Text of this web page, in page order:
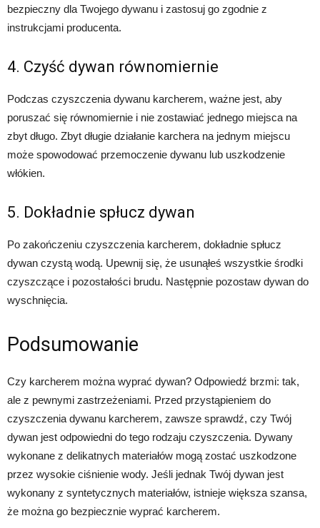
bezpieczny dla Twojego dywanu i zastosuj go zgodnie z
instrukcjami producenta.
4. Czyść dywan równomiernie
Podczas czyszczenia dywanu karcherem, ważne jest, aby
poruszać się równomiernie i nie zostawiać jednego miejsca na
zbyt długo. Zbyt długie działanie karchera na jednym miejscu
może spowodować przemoczenie dywanu lub uszkodzenie
włókien.
5. Dokładnie spłucz dywan
Po zakończeniu czyszczenia karcherem, dokładnie spłucz
dywan czystą wodą. Upewnij się, że usunąłeś wszystkie środki
czyszczące i pozostałości brudu. Następnie pozostaw dywan do
wyschnięcia.
Podsumowanie
Czy karcherem można wyprać dywan? Odpowiedź brzmi: tak,
ale z pewnymi zastrzeżeniami. Przed przystąpieniem do
czyszczenia dywanu karcherem, zawsze sprawdź, czy Twój
dywan jest odpowiedni do tego rodzaju czyszczenia. Dywany
wykonane z delikatnych materiałów mogą zostać uszkodzone
przez wysokie ciśnienie wody. Jeśli jednak Twój dywan jest
wykonany z syntetycznych materiałów, istnieje większa szansa,
że można go bezpiecznie wyprać karcherem.